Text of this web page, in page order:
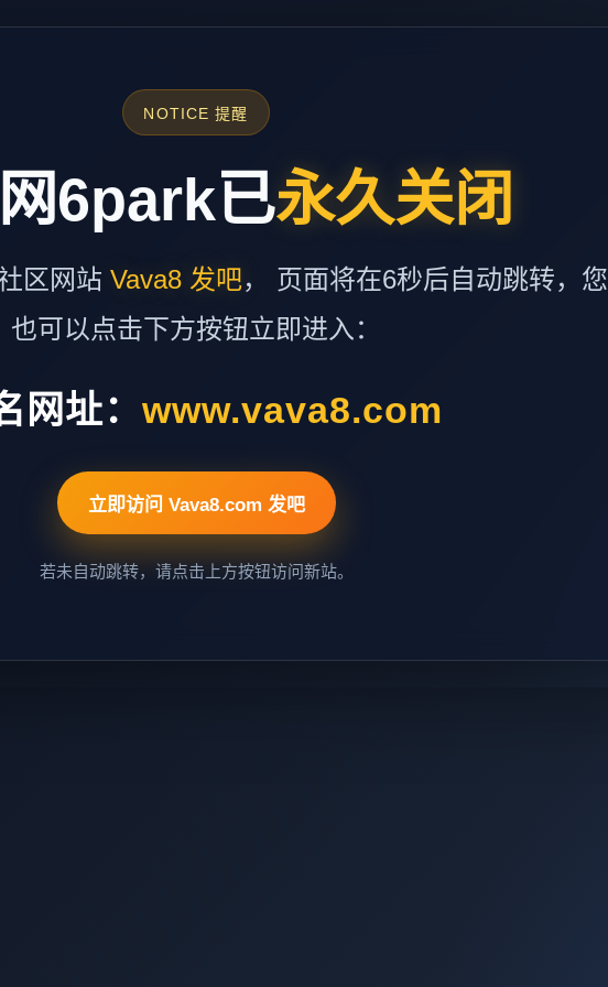
NOTICE 提醒
6park已永久关闭
区网站 Vava8 发吧， 页面将在6秒后自动跳转，您
也可以点击下方按钮立即进入：
网址： www.vava8.com
立即访问 Vava8.com 发吧
若未自动跳转，请点击上方按钮访问新站。